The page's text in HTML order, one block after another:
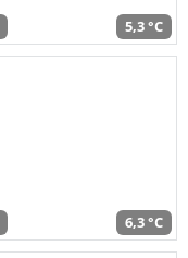
5,3 °C
6,3 °C